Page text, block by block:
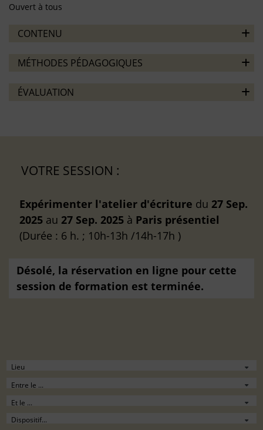
Ouvert à tous
CONTENU
MÉTHODES PÉDAGOGIQUES
ÉVALUATION
VOTRE SESSION :
Expérimenter l'atelier d'écriture du 27 Sep.
2025 au 27 Sep. 2025 à Paris présentiel
(Durée : 6 h. ; 10h-13h /14h-17h )
Désolé, la réservation en ligne pour cette
session de formation est terminée.